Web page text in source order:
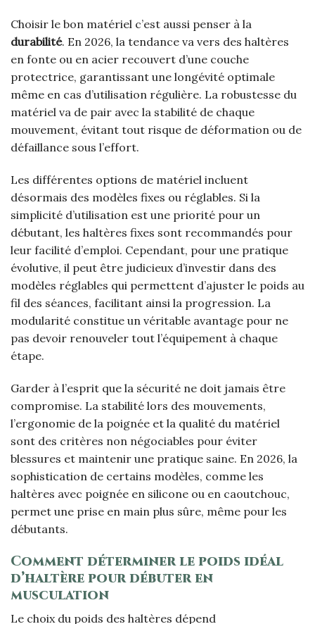
Choisir le bon matériel c’est aussi penser à la
durabilité. En 2026, la tendance va vers des haltères
en fonte ou en acier recouvert d’une couche
protectrice, garantissant une longévité optimale
même en cas d’utilisation régulière. La robustesse du
matériel va de pair avec la stabilité de chaque
mouvement, évitant tout risque de déformation ou de
défaillance sous l’effort.
Les différentes options de matériel incluent
désormais des modèles fixes ou réglables. Si la
simplicité d’utilisation est une priorité pour un
débutant, les haltères fixes sont recommandés pour
leur facilité d’emploi. Cependant, pour une pratique
évolutive, il peut être judicieux d’investir dans des
modèles réglables qui permettent d’ajuster le poids au
fil des séances, facilitant ainsi la progression. La
modularité constitue un véritable avantage pour ne
pas devoir renouveler tout l’équipement à chaque
étape.
Garder à l’esprit que la sécurité ne doit jamais être
compromise. La stabilité lors des mouvements,
l’ergonomie de la poignée et la qualité du matériel
sont des critères non négociables pour éviter
blessures et maintenir une pratique saine. En 2026, la
sophistication de certains modèles, comme les
haltères avec poignée en silicone ou en caoutchouc,
permet une prise en main plus sûre, même pour les
débutants.
Comment déterminer le poids idéal
d’haltère pour débuter en
musculation
Le choix du poids des haltères dépend